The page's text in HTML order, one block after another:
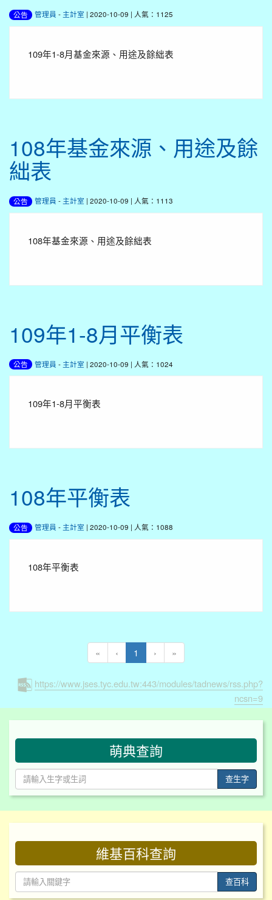
公告 管理員 - 主計室 | 2020-10-09 | 人氣：1125
109年1-8月基金來源、用途及餘絀表
108年基金來源、用途及餘
絀表
公告 管理員 - 主計室 | 2020-10-09 | 人氣：1113
108年基金來源、用途及餘絀表
109年1-8月平衡表
公告 管理員 - 主計室 | 2020-10-09 | 人氣：1024
109年1-8月平衡表
108年平衡表
公告 管理員 - 主計室 | 2020-10-09 | 人氣：1088
108年平衡表
« ‹ 1 (current)
› »
https://www.jses.tyc.edu.tw:443/modules/tadnews/rss.php?
ncsn=9
萌典查詢
查生字
維基百科查詢
查百科